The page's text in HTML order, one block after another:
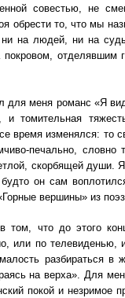
совестью, не
обрести то, что мы
на людей, ни на
отделявшим
для меня романс «Я
и томительная
время изменялся: то
печально,
скорбящей души.
он сам
вершины» из
том, что до этого
или по телевиденью,
разбираться в
на верха». Для
покой и незримое